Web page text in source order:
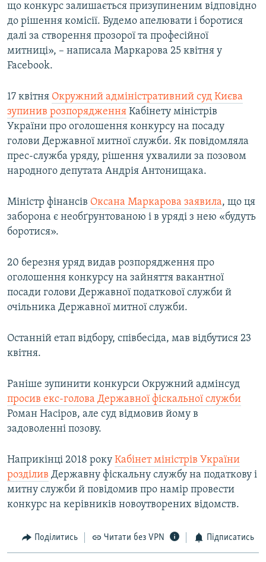
що конкурс залишається призупиненим відповідно
до рішення комісії. Будемо апелювати і боротися
далі за створення прозорої та професійної
митниці», – написала Маркарова 25 квітня у
Facebook.
17 квітня Окружний адміністративний суд Києва
зупинив розпорядження Кабінету міністрів
України про оголошення конкурсу на посаду
голови Державної митної служби. Як повідомляла
прес-служба уряду, рішення ухвалили за позовом
народного депутата Андрія Антонищака.
Міністр фінансів Оксана Маркарова заявила, що ця
заборона є необґрунтованою і в уряді з нею «будуть
боротися».
20 березня уряд видав розпорядження про
оголошення конкурсу на зайняття вакантної
посади голови Державної податкової служби й
очільника Державної митної служби.
Останній етап відбору, співбесіда, мав відбутися 23
квітня.
Раніше зупинити конкурси Окружний адмінсуд
просив екс-голова Державної фіскальної служби
Роман Насіров, але суд відмовив йому в
задоволенні позову.
Наприкінці 2018 року Кабінет міністрів України
розділив Державну фіскальну службу на податкову і
митну служби й повідомив про намір провести
конкурс на керівників новоутворених відомств.
Поділитись Читати без VPN Підписатись